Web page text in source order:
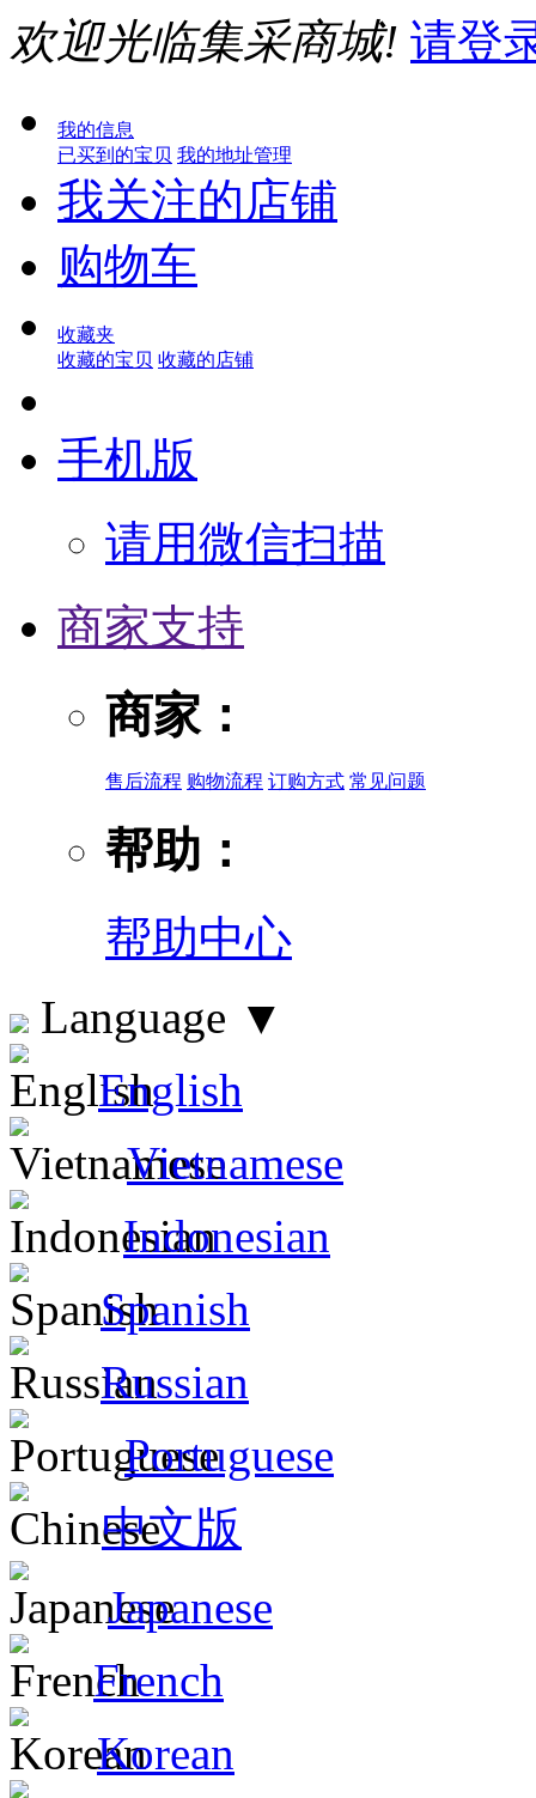
欢迎光临集采商城! 请登
我的信息
已买到的宝贝 我的地址管理
我关注的店铺
购物车
收藏夹
收藏的宝贝 收藏的店铺
手机版
请用微信扫描
商家支持
商家：
售后流程 购物流程 订购方式 常见问题
帮助：
帮助中心
Language ▼
English
Vietnamese
Indonesian
Spanish
Russian
Portuguese
中文版
Japanese
French
Korean